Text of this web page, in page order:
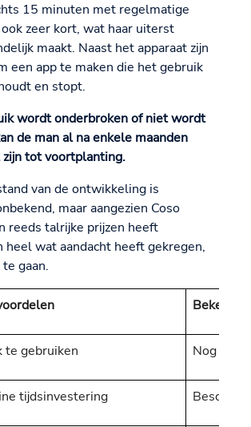
15 minuten met regelmatige
zeer kort, wat haar uiterst
maakt. Naast het apparaat zijn
een app te maken die het gebruik
en stopt.
wordt onderbroken of niet wordt
de man al na enkele maanden
tot voortplanting.
van de ontwikkeling is
maar aangezien Coso
reeds talrijke prijzen heeft
heel wat aandacht heeft gekregen,
gaan.
Bekende
te gebruiken Nog in
tijdsinvestering